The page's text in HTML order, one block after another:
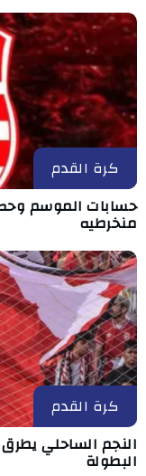
كرة القدم
حسابات الموسم
منخرطيه
كرة القدم
النجم الساحلي
البطولة